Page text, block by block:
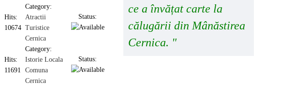
Hits:
10674
Category:
Atractii
Turistice
Cernica
Status:
Hits:
11691
Category:
Istorie Locala
Comuna
Cernica
Status:
ce a învățat carte la
călugării din Mânăstirea
Cernica. "